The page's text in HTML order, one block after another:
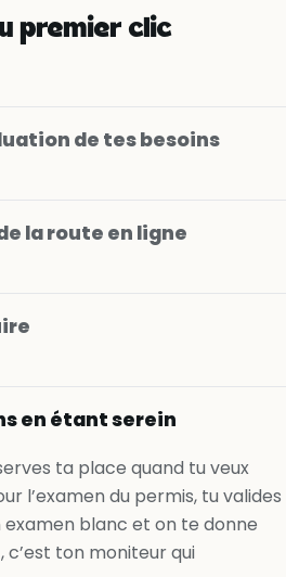
premier clic
de tes besoins
la route en ligne
en étant serein
ta place quand tu veux
l’examen du permis, tu valides
examen blanc et on te donne
c’est ton moniteur qui